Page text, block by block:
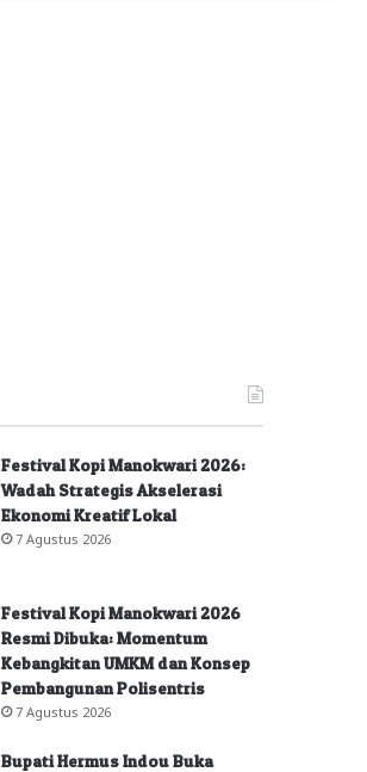
Festival Kopi Manokwari 2026:
Wadah Strategis Akselerasi
Ekonomi Kreatif Lokal
7 Agustus 2026
Festival Kopi Manokwari 2026
Resmi Dibuka: Momentum
Kebangkitan UMKM dan Konsep
Pembangunan Polisentris
7 Agustus 2026
Bupati Hermus Indou Buka